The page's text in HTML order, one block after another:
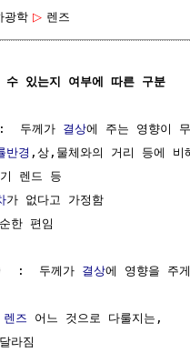
광학 ▷ 렌즈
있는지 여부에 따른 구분
두께가 결상에 주는 영향이
반경 ,상,물체와의 거리 등에
렌드 등
가 없다고 가정함
한 편임
:  두께가 결상에 영향을 주
즈 어느 것으로 다룰지는,
라짐